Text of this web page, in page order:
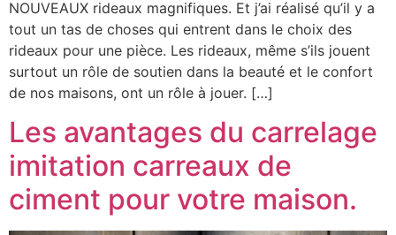
NOUVEAUX rideaux magnifiques. Et j’ai réalisé qu’il y a
tout un tas de choses qui entrent dans le choix des
rideaux pour une pièce. Les rideaux, même s’ils jouent
surtout un rôle de soutien dans la beauté et le confort
de nos maisons, ont un rôle à jouer. […]
Les avantages du carrelage
imitation carreaux de
ciment pour votre maison.